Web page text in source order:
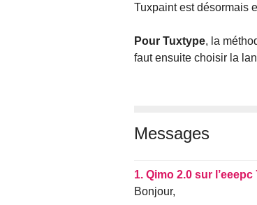
Tuxpaint est désormais
Pour Tuxtype, la
faut ensuite choisir la
Messages
1. Qimo 2.0 sur l’eeepc
Bonjour,